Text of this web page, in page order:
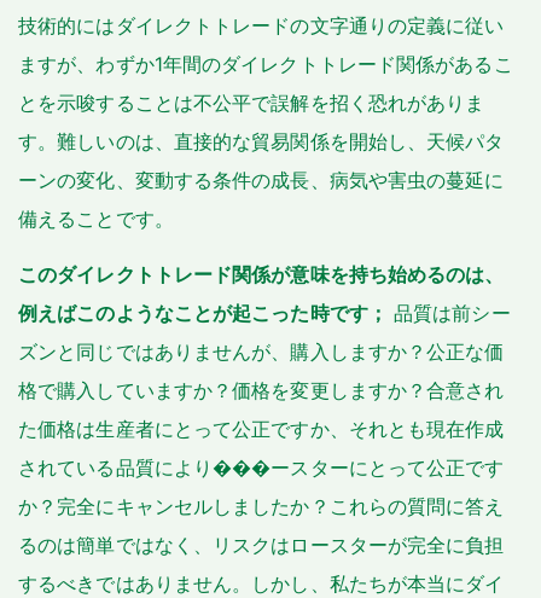
技術的にはダイレクトトレードの文字通りの定義に従い
ますが、わずか1年間のダイレクトトレード関係があるこ
とを示唆することは不公平で誤解を招く恐れがありま
す。難しいのは、直接的な貿易関係を開始し、天候パタ
ーンの変化、変動する条件の成長、病気や害虫の蔓延に
備えることです。
このダイレクトトレード関係が意味を持ち始めるのは、
例えばこのようなことが起こった時です； 品質は前シー
ズンと同じではありませんが、購入しますか？公正な価
格で購入していますか？価格を変更しますか？合意され
た価格は生産者にとって公正ですか、それとも現在作成
されている品質により���ースターにとって公正です
か？完全にキャンセルしましたか？これらの質問に答え
るのは簡単ではなく、リスクはロースターが完全に負担
するべきではありません。しかし、私たちが本当にダイ